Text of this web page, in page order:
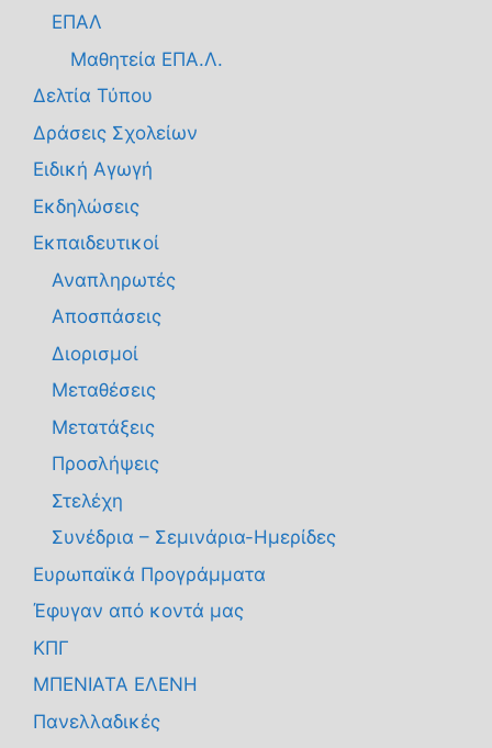
ΕΠΑΛ
Μαθητεία ΕΠΑ.Λ.
Δελτία Τύπου
Δράσεις Σχολείων
Ειδική Αγωγή
Εκδηλώσεις
Εκπαιδευτικοί
Αναπληρωτές
Αποσπάσεις
Διορισμοί
Μεταθέσεις
Μετατάξεις
Προσλήψεις
Στελέχη
Συνέδρια – Σεμινάρια-Ημερίδες
Ευρωπαϊκά Προγράμματα
Έφυγαν από κοντά μας
ΚΠΓ
ΜΠΕΝΙΑΤΑ ΕΛΕΝΗ
Πανελλαδικές